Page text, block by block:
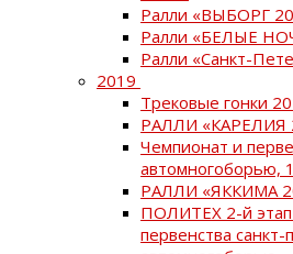
Ралли «ВЫБОРГ
Ралли «БЕЛЫЕ
Ралли «Санкт-
2019
Трековые гонки
РАЛЛИ «КАРЕЛИЯ
Чемпионат и
автомногоборью,
РАЛЛИ «ЯККИМА
ПОЛИТЕХ 2-й этап
первенства санкт-